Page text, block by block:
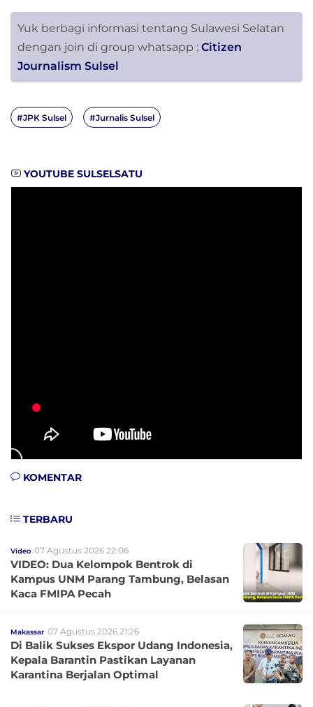
Yuk berbagi informasi tentang Sulawesi Selatan
dengan join di group whatsapp : Citizen
Journalism Sulsel
#JPK Sulsel #Jurnalis Sulsel
YOUTUBE SULSELSATU
KOMENTAR
TERBARU
Video 07 Agustus 2026 22:06
VIDEO: Dua Kelompok Bentrok di
Kampus UNM Parang Tambung, Belasan
Kaca FMIPA Pecah
Makassar 07 Agustus 2026 21:26
Di Balik Sukses Ekspor Udang Indonesia,
Kepala Barantin Pastikan Layanan
Karantina Berjalan Optimal